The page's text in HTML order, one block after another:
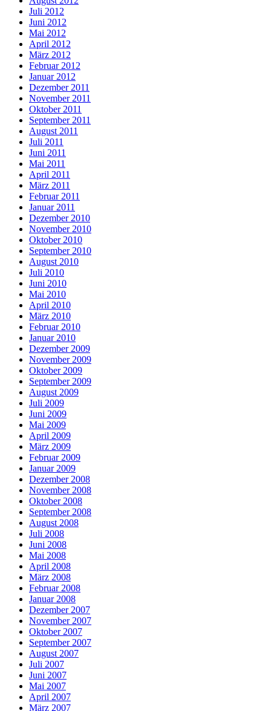
Juli 2012
Juni 2012
Mai 2012
April 2012
März 2012
Februar 2012
Januar 2012
Dezember 2011
November 2011
Oktober 2011
September 2011
August 2011
Juli 2011
Juni 2011
Mai 2011
April 2011
März 2011
Februar 2011
Januar 2011
Dezember 2010
November 2010
Oktober 2010
September 2010
August 2010
Juli 2010
Juni 2010
Mai 2010
April 2010
März 2010
Februar 2010
Januar 2010
Dezember 2009
November 2009
Oktober 2009
September 2009
August 2009
Juli 2009
Juni 2009
Mai 2009
April 2009
März 2009
Februar 2009
Januar 2009
Dezember 2008
November 2008
Oktober 2008
September 2008
August 2008
Juli 2008
Juni 2008
Mai 2008
April 2008
März 2008
Februar 2008
Januar 2008
Dezember 2007
November 2007
Oktober 2007
September 2007
August 2007
Juli 2007
Juni 2007
Mai 2007
April 2007
März 2007